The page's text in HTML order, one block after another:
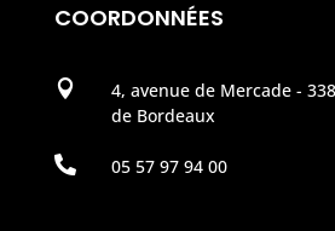
COORDONNÉES

4, avenue de Mercade -
de Bordeaux
 05 57 97 94 00